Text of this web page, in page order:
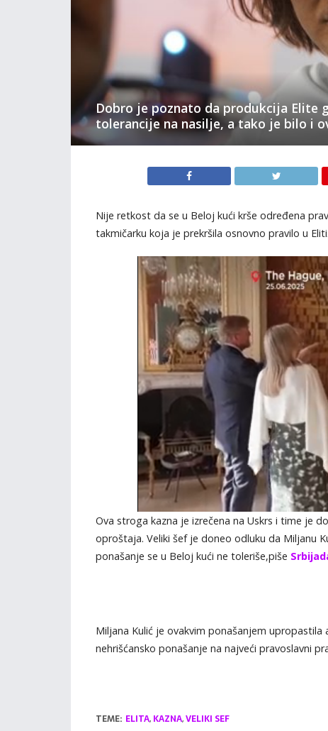
Dobro je poznato da produkcija Elite
tolerancije na nasilje, a tako je bilo i
Nije retkost da se u Beloj kući krše određena
takmičarku koja je prekršila osnovno pravilo u Eliti.
Ova stroga kazna je izrečena na Uskrs i time je
oproštaja. Veliki šef je doneo odluku da Miljanu
ponašanje se u Beloj kući ne toleriše,piše
Miljana Kulić je ovakvim ponašanjem
nehrišćansko ponašanje na najveći pravoslavni
TEME: ELITA, KAZNA,VELIKI SEF